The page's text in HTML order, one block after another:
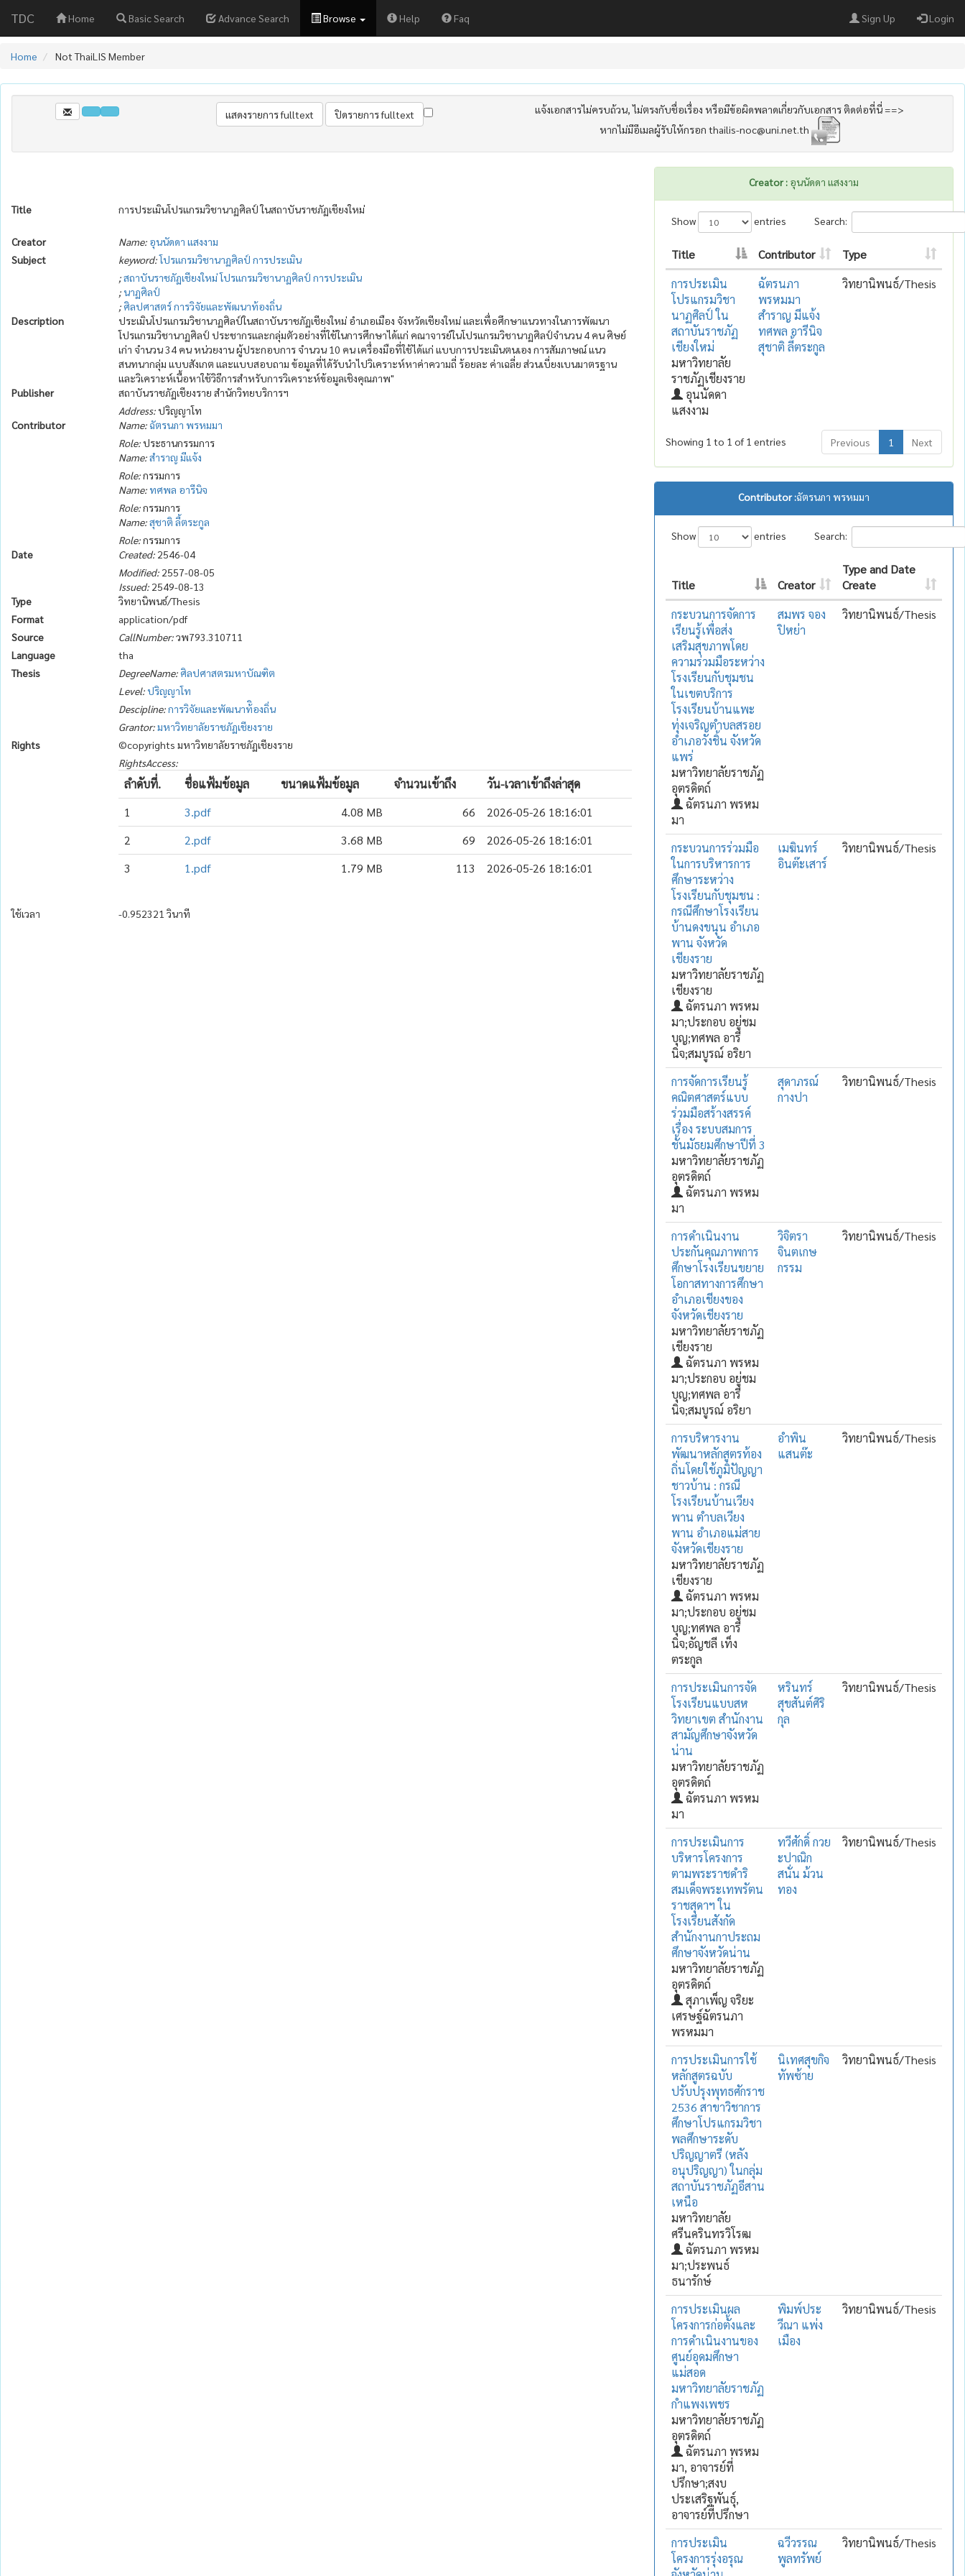
TDC Home Basic Search Advance Search Browse Help Faq Sign Up Login
Home Not ThaiLIS Member
แจ้งเอกสารไม่ครบถ้วน, ไม่ตรงกับชื่อเรื่อง หรือมีข้อผิดพลาดเกี่ยวกับเอกสาร ติดต่อที่นี่ ==>
หากไม่มีอีเมลผู้รับให้กรอก thailis-noc@uni.net.th
Title การประเมินโปรแกรมวิชานาฏศิลป์ ในสถาบันราชภัฏเชียงใหม่
Creator Name: อุนนัดดา แสงงาม
Subject
keyword:โปรแกรมวิชานาฏศิลป์ การประเมิน
;สถาบันราชภัฏเชียงใหม่โปรแกรมวิชานาฏศิลป์ การประเมิน
;นาฏศิลป์
; ศิลปศาสตร์การวิจัยและพัฒนาท้องถิ่น
Description
ประเมินโปรแกรมวิชานาฏศิลป์ในสถาบันราชภัฏเชียงใหม่ อำเภอเมือง จังหวัดเชียงใหม่ และเพื่อศึกษาแนวทางในการพัฒนา
โปรแกรมวิชานาฏศิลป์ ประชากรและกลุ่มตัวอย่างที่ใช้ในการศึกษาได้แก่ คณาจารย์ในโปรแกรมวิชานาฏศิลป์จำนวน 4 คน ศิษย์
เก่า จำนวน 34 คน หน่วยงาน ผู้ประกอบการ จำนวน 10 คน เครื่องมือที่ใช้ได้แก่ แบบการประเมินตนเอง การสัมภาษณ์ แนว
สนทนากลุ่ม แบบสังเกต และแบบสอบถาม ข้อมูลที่ได้รับนำไปวิเคราะห์หาค่าความถี่ ร้อยละ ค่าเฉลี่ย ส่วนเบี่ยงเบนมาตรฐาน
และวิเคราะห์เนื้อหาใช้วิธีการสำหรับการวิเคราะห์ข้อมูลเชิงคุณภาพ"
Publisher
สถาบันราชภัฏเชียงราย สำนักวิทยบริการฯ
Address:ปริญญาโท
Contributor
Name: ฉัตรนภา พรหมมา
Role:ประธานกรรมการ
Name:สำราญ มีแจ้ง
Role:กรรมการ
Name:ทศพล อารีนิจ
Role:กรรมการ
Name:สุชาติ ลี้ตระกูล
Role:กรรมการ
Date
Created: 2546-04
Modified: 2557-08-05
Issued: 2549-08-13
Type
วิทยานิพนธ์/Thesis
Format
application/pdf
Source
CallNumber:วพ793.310711
Language
tha
Thesis
DegreeName: ศิลปศาสตรมหาบัณฑิต
Level:ปริญญาโท
Descipline:การวิจัยและพัฒนาท้ิองถิ่น
Grantor:มหาวิทยาลัยราชภัฏเชียงราย
Rights
©copyrights มหาวิทยาลัยราชภัฏเชียงราย
RightsAccess:
ลำดับที่. ชื่อแฟ้มข้อมูล ขนาดแฟ้มข้อมูล จำนวนเข้าถึง
วัน-เวลาเข้าถึงล่าสุด
1
3.pdf 4.08 MB 66
2026-05-26 18:16:01
2
2.pdf 3.68 MB 69
2026-05-26 18:16:01
3
1.pdf 1.79 MB 113 2026-05-26 18:16:01
ใช้เวลา -0.952321 วินาที
Creator :อุนนัดดา แสงงาม
Show entries Search:
Title Contributor
Type
การประเมิน
โปรแกรมวิชา
นาฏศิลป์ ใน
สถาบันราชภัฏ
เชียงใหม่
มหาวิทยาลัย
ราชภัฏเชียงราย
อุนนัดดา
แสงงาม
ฉัตรนภา
พรหมมา
สำราญ มีแจ้ง
ทศพล อารีนิจ
สุชาติ ลี้ตระกูล
วิทยานิพนธ์/Thesis
Showing 1 to 1 of 1 entries Previous 1 Next
Contributor :ฉัตรนภา พรหมมา
Show entries Search:
Title Creator
Type and Date
Create
กระบวนการจัดการ
เรียนรู้เพื่อส่ง
เสริมสุขภาพโดย
ความร่วมมือระหว่าง
โรงเรียนกับชุมชน
ในเขตบริการ
โรงเรียนบ้านแพะ
ทุ่งเจริญตำบลสรอย
อำเภอวังชิ้น จังหวัด
แพร่
มหาวิทยาลัยราชภัฏ
อุตรดิตถ์
ฉัตรนภา พรหม
มา
สมพร จอง
ปิหย่า
วิทยานิพนธ์/Thesis
กระบวนการร่วมมือ
ในการบริหารการ
ศึกษาระหว่าง
โรงเรียนกับชุมชน :
กรณีศึกษาโรงเรียน
บ้านดงขนุน อำเภอ
พาน จังหวัด
เชียงราย
มหาวิทยาลัยราชภัฏ
เชียงราย
ฉัตรนภา พรหม
มา;ประกอบ อยู่ชม
บุญ;ทศพล อารี
นิจ;สมบูรณ์ อริยา
เมฆินทร์
อินต๊ะเสาร์
วิทยานิพนธ์/Thesis
การจัดการเรียนรู้
คณิตศาสตร์แบบ
ร่วมมือสร้างสรรค์
เรื่อง ระบบสมการ
ชั้นมัธยมศึกษาปีที่ 3
มหาวิทยาลัยราชภัฏ
อุตรดิตถ์
ฉัตรนภา พรหม
มา
สุดาภรณ์
กางปา
วิทยานิพนธ์/Thesis
การดำเนินงาน
ประกันคุณภาพการ
ศึกษาโรงเรียนขยาย
โอกาสทางการศึกษา
อำเภอเชียงของ
จังหวัดเชียงราย
มหาวิทยาลัยราชภัฏ
เชียงราย
ฉัตรนภา พรหม
มา;ประกอบ อยู่ชม
บุญ;ทศพล อารี
นิจ;สมบูรณ์ อริยา
วิจิตรา
จินตเกษ
กรรม
วิทยานิพนธ์/Thesis
การบริหารงาน
พัฒนาหลักสูตรท้อง
ถิ่นโดยใช้ภูมิปัญญา
ชาวบ้าน : กรณี
โรงเรียนบ้านเวียง
พาน ตำบลเวียง
พาน อำเภอแม่สาย
จังหวัดเชียงราย
มหาวิทยาลัยราชภัฏ
เชียงราย
ฉัตรนภา พรหม
มา;ประกอบ อยู่ชม
บุญ;ทศพล อารี
นิจ;อัญชลี เท็ง
ตระกูล
อำพิน
แสนต๊ะ
วิทยานิพนธ์/Thesis
การประเมินการจัด
โรงเรียนแบบสห
วิทยาเขต สำนักงาน
สามัญศึกษาจังหวัด
น่าน
มหาวิทยาลัยราชภัฏ
อุตรดิตถ์
ฉัตรนภา พรหม
มา
หรินทร์
สุขสันต์ศิริ
กุล
วิทยานิพนธ์/Thesis
การประเมินการ
บริหารโครงการ
ตามพระราชดำริ
สมเด็จพระเทพรัตน
ราชสุดาฯ ใน
โรงเรียนสังกัด
สำนักงานกาประถม
ศึกษาจังหวัดน่าน
มหาวิทยาลัยราชภัฏ
อุตรดิตถ์
สุภาเพ็ญ จริยะ
เศรษฐ์ฉัตรนภา
พรหมมา
ทวีศักดิ์ กวย
ะปาณิก
สนั่น ม้วน
ทอง
วิทยานิพนธ์/Thesis
การประเมินการใช้
หลักสูตรฉบับ
ปรับปรุงพุทธศักราช
2536 สาขาวิชาการ
ศึกษาโปรแกรมวิชา
พลศึกษาระดับ
ปริญญาตรี (หลัง
อนุปริญญา) ในกลุ่ม
สถาบันราชภัฏอีสาน
เหนือ
มหาวิทยาลัย
ศรีนครินทรวิโรฒ
ฉัตรนภา พรหม
มา;ประพนธ์
ธนารักษ์
นิเทศสุขกิจ
ทัพซ้าย
วิทยานิพนธ์/Thesis
การประเมินผล
โครงการก่อตั้งและ
การดำเนินงานของ
ศูนย์อุดมศึกษา
แม่สอด
มหาวิทยาลัยราชภัฏ
กำแพงเพชร
มหาวิทยาลัยราชภัฏ
อุตรดิตถ์
ฉัตรนภา พรหม
มา, อาจารย์ที่
ปรึกษา;สงบ
ประเสริฐพันธุ์,
อาจารย์ที่ปรึกษา
พิมพ์ประ
วีณา แพ่ง
เมือง
วิทยานิพนธ์/Thesis
การประเมิน
โครงการรุ่งอรุณ
ฉวีวรรณ
พูลทรัพย์
วิทยานิพนธ์/Thesis